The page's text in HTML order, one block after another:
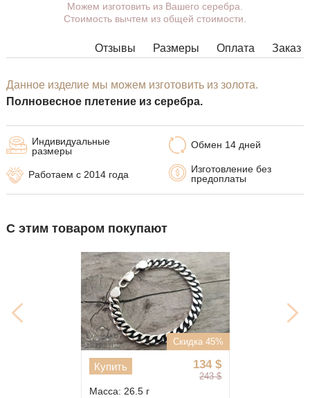
Можем изготовить из Вашего серебра.
Стоимость вычтем из общей стоимости.
Отзывы Заказ
Оплата
Размеры
Данное изделие мы можем изготовить из золота.
Полновесное плетение из серебра.
Обмен 14 дней
Изготовление без
предоплаты
Индивидуальные
размеры
Работаем с 2014 года
С этим товаром покупают
Скидка 45%
134 $
243 $
Купить
Масса: 26.5 г